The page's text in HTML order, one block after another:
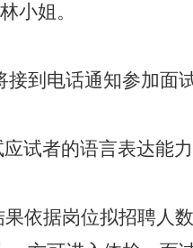
小姐。
到电话通知参加面试
试者的语言表达能
依据岗位拟招聘人